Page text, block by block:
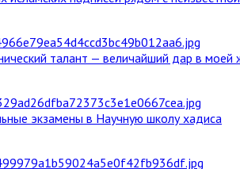
талант — величайший дар в моей
экзамены в Научную школу хадиса